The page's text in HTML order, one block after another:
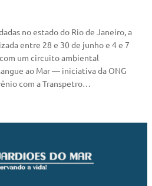
no estado do Rio de Janeiro, a
entre 28 e 30 de junho e 4 e 7
um circuito ambiental
ao Mar — iniciativa da ONG
com a Transpetro…